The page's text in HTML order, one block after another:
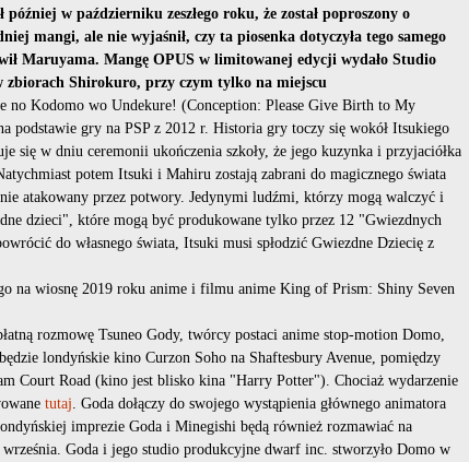
w październiku zeszłego roku, że został poproszony o
mangi, ale nie wyjaśnił, czy ta piosenka dotyczyła tego samego
Maruyama. Mangę OPUS w limitowanej edycji wydało Studio
zbiorach Shirokuro, przy czym tylko na miejscu
no Kodomo wo Undekure! (Conception: Please Give Birth to My
podstawie gry na PSP z 2012 r. Historia gry toczy się wokół Itsukiego
się w dniu ceremonii ukończenia szkoły, że jego kuzynka i przyjaciółka
potem Itsuki i Mahiru zostają zabrani do magicznego świata
atakowany przez potwory. Jedynymi ludźmi, którzy mogą walczyć i
dzieci", które mogą być produkowane tylko przez 12 "Gwiezdnych
do własnego świata, Itsuki musi spłodzić Gwiezdne Dziecię z
na wiosnę 2019 roku anime i filmu anime King of Prism: Shiny Seven
rozmowę Tsuneo Gody, twórcy postaci anime stop-motion Domo,
londyńskie kino Curzon Soho na Shaftesbury Avenue, pomiędzy
Court Road (kino jest blisko kina "Harry Potter"). Chociaż wydarzenie
tutaj. Goda dołączy do swojego wystąpienia głównego animatora
imprezie Goda i Minegishi będą również rozmawiać na
Goda i jego studio produkcyjne dwarf inc. stworzyło Domo w